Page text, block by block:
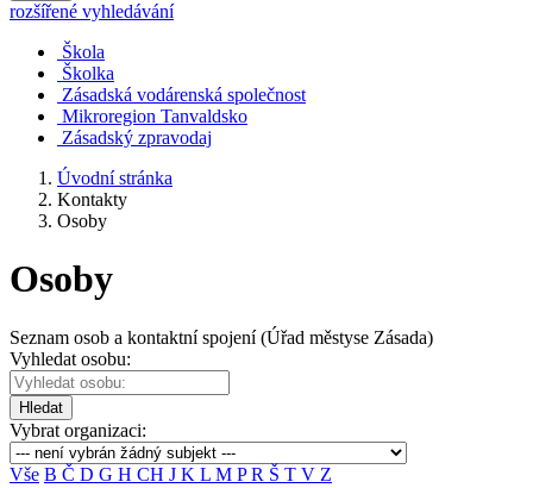
rozšířené vyhledávání
Škola
Školka
Zásadská vodárenská společnost
Mikroregion Tanvaldsko
Zásadský zpravodaj
Úvodní stránka
Kontakty
Osoby
Osoby
Seznam osob a kontaktní spojení (Úřad městyse Zásada)
Vyhledat osobu:
Hledat
Vybrat organizaci:
Vše B Č D G H CH J K L M PR Š T V Z